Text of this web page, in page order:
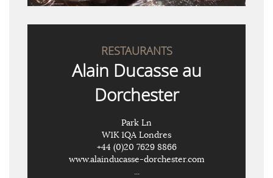
RESTAURANTS
Alain Ducasse au
Dorchester
Park Ln
W1K 1QA Londres
+44 (0)20 7629 8866
www.alainducasse-dorchester.com
...